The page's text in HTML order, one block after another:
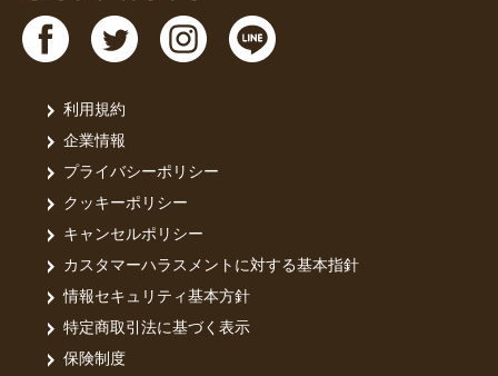
利用規約
企業情報
プライバシーポリシー
クッキーポリシー
キャンセルポリシー
カスタマーハラスメントに対する基本指針
情報セキュリティ基本方針
特定商取引法に基づく表示
保険制度